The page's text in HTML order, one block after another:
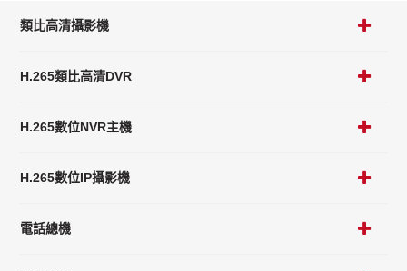
類比高清攝影機
H.265類比高清DVR
H.265數位NVR主機
H.265數位IP攝影機
電話總機